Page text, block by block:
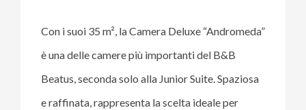
Con i suoi 35 m², la Camera Deluxe “Andromeda”
è una delle camere più importanti del B&B
Beatus, seconda solo alla Junior Suite. Spaziosa
e raffinata, rappresenta la scelta ideale per